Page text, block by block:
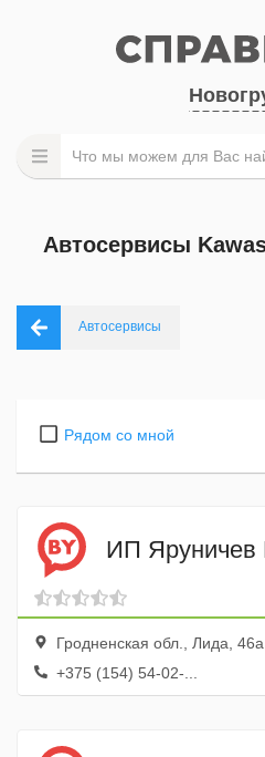
Автосервисы
Автосервисы
Рядом со мной
ИП Яруничев
Гродненская обл., Лида, 46а
+375 (154) 54-02-...